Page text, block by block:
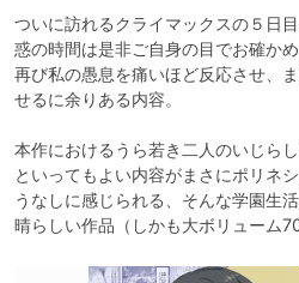
ついに訪れるクライマックスの５日
惑の時間は是非ご自身の目でお確か
再び私の愚息を痛いほど反応させ、
せるに余りある内容。
本作におけるうら若き二人のいじら
といってもよい内容がまさにポリネ
うなしに感じられる、そんな学園生
晴らしい作品（しかも大ボリューム